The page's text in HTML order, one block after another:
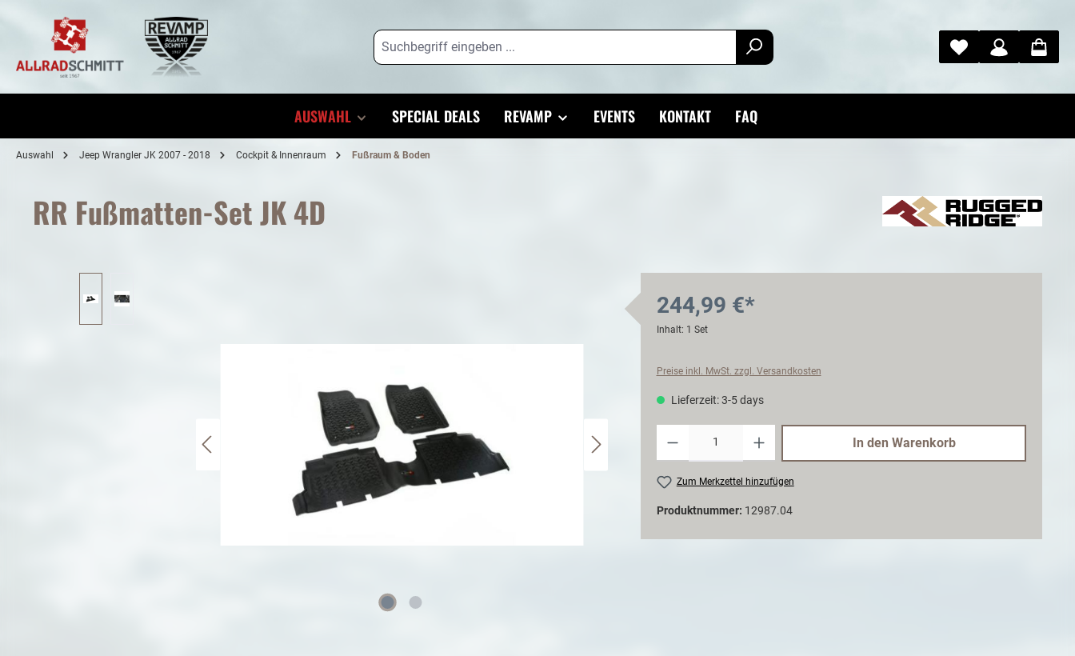
springen
AUSWAHL SPECIAL DEALS REVAMP EVENTS KONTAKT FAQ
Auswahl Jeep Wrangler JK 2007 - 2018 Cockpit & Innenraum Fußraum & Boden
RR Fußmatten-Set JK 4D
244,99 €*
Inhalt: 1 Set
Preise inkl. MwSt. zzgl. Versandkosten
Lieferzeit: 3-5 days
In den Warenkorb
Zum Merkzettel hinzufügen
Produktnummer: 12987.04